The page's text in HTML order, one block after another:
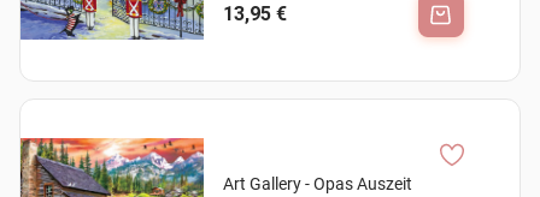
13,95 €
Art Gallery - Opas Auszeit